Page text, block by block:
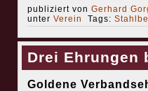
publiziert von Gerhard
unter Verein Tags:
Drei Ehrungen
Goldene